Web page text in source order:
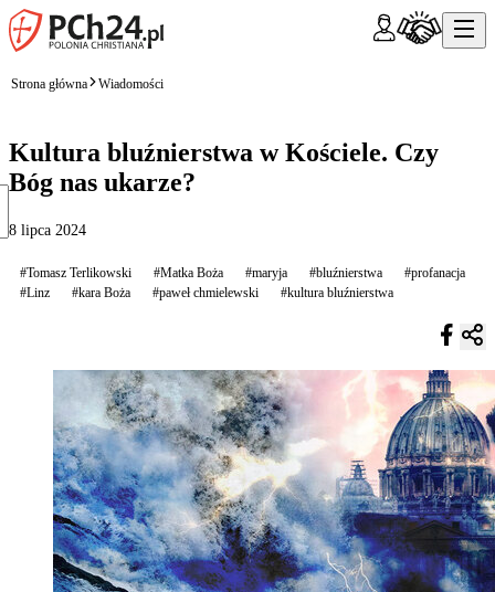
Strona główna Wiadomości
Kultura bluźnierstwa w Kościele. Czy
Bóg nas ukarze?
8 lipca 2024
#Tomasz Terlikowski #Matka Boża #maryja #bluźnierstwa
#profanacja
#Linz
#kara Boża #paweł chmielewski #kultura bluźnierstwa